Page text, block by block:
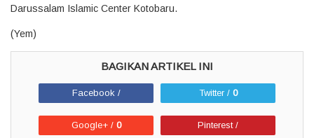
Darussalam Islamic Center Kotobaru.
(Yem)
Facebook / Twitter / 0
Google+ / 0 Pinterest /